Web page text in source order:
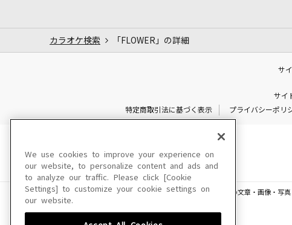
カラオケ検索 「FLOWER」の詳細
サ
サイ
特定商取引法に基づく表示
プライバシーポリ
このサイトに掲載されている一切の文章・画像・写
We use cookies to improve your experience on
our website, to personalize content and ads and
to analyze our traffic. Please click [Cookie
Settings] to customize your cookie settings on
our website.